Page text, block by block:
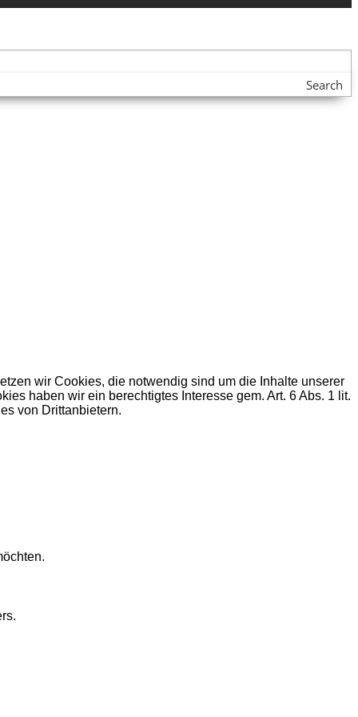
Search
wir Cookies, die notwendig sind um die Inhalte unserer
haben wir ein berechtigtes Interesse gem. Art. 6 Abs. 1 lit.
von Drittanbietern.